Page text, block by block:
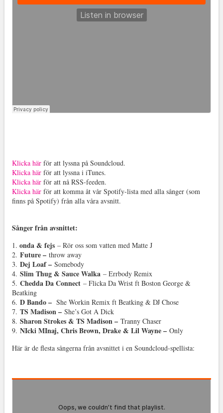
Klicka härför att lyssna på Soundcloud.
Klicka härför att lyssna i iTunes.
Klicka härför att nå RSS-feeden.
Klicka härför att komma åt vår Spotify-lista med alla sånger (som
finns på Spotify) från alla våra avsnitt.
Sånger från avsnittet:
1. onda & fejs – Rör oss som vatten med Matte J
2. Future – throw away
3. Dej Loaf – Somebody
4. Slim Thug & Sauce Walka – Errbody Remix
5. Chedda Da Connect – Flicka Da Wrist ft Boston George &
Beatking
6. D Bando – She Workin Remix ft Beatking & DJ Chose
7. TS Madison – She’s Got A Dick
8. Sharon Strokes & TS Madison – Tranny Chaser
9. NIcki MInaj, Chris Brown, Drake & Lil Wayne – Only
Här är de flesta sångerna från avsnittet i en Soundcloud-spellista: